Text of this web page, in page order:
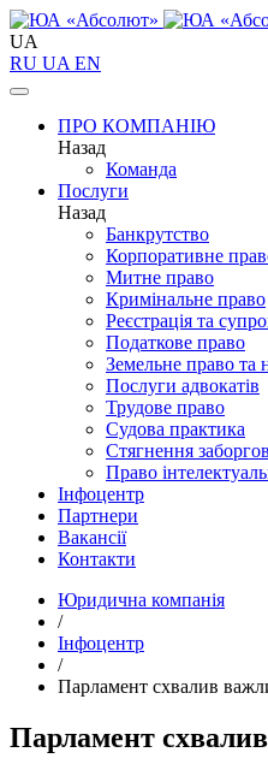
UA
RU UA EN
ПРО КОМПАНІЮ
Назад
Команда
Послуги
Назад
Банкрутство
Корпоративне
Митне право
Кримінальне право
Реєстрація та
Податкове право
Земельне право та
Послуги адвокатів
Трудове право
Судова практика
Стягнення
Право
Інфоцентр
Партнери
Вакансії
Контакти
Юридична компанія
/
Інфоцентр
/
Парламент схвалив
Парламент